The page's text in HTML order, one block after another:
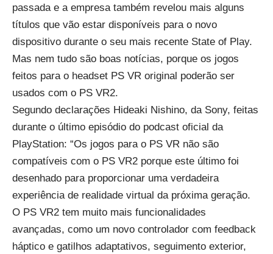
passada e a empresa também revelou mais alguns
títulos que vão estar disponíveis para o novo
dispositivo durante o seu mais recente State of Play.
Mas nem tudo são boas notícias, porque os jogos
feitos para o headset PS VR original poderão ser
usados com o PS VR2.
Segundo declarações Hideaki Nishino, da Sony, feitas
durante o último episódio do podcast oficial da
PlayStation: “Os jogos para o PS VR não são
compatíveis com o PS VR2 porque este último foi
desenhado para proporcionar uma verdadeira
experiência de realidade virtual da próxima geração.
O PS VR2 tem muito mais funcionalidades
avançadas, como um novo controlador com feedback
háptico e gatilhos adaptativos, seguimento exterior,